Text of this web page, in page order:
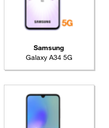
Samsung
Galaxy A34 5G